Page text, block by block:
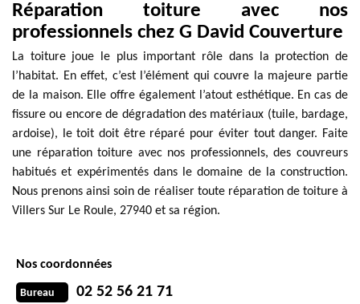
Réparation toiture avec nos
professionnels chez G David Couverture
La toiture joue le plus important rôle dans la protection de
l’habitat. En effet, c’est l’élément qui couvre la majeure partie
de la maison. Elle offre également l’atout esthétique. En cas de
fissure ou encore de dégradation des matériaux (tuile, bardage,
ardoise), le toit doit être réparé pour éviter tout danger. Faite
une réparation toiture avec nos professionnels, des couvreurs
habitués et expérimentés dans le domaine de la construction.
Nous prenons ainsi soin de réaliser toute réparation de toiture à
Villers Sur Le Roule, 27940 et sa région.
Nos coordonnées
Bureau 02 52 56 21 71